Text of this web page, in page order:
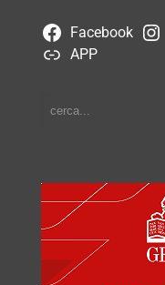
Facebook
APP